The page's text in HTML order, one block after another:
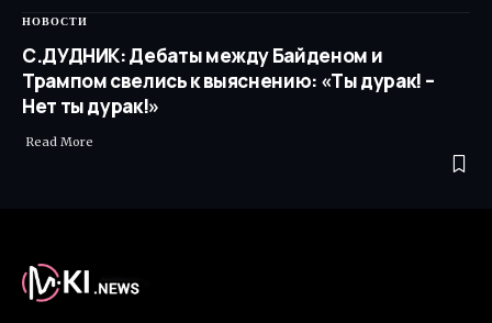
НОВОСТИ
С.ДУДНИК: Дебаты между Байденом и
Трампом свелись к выяснению: «Ты дурак! –
Нет ты дурак!»
Read More ​